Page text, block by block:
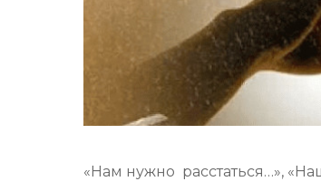
«Нам нужно расстаться…»,